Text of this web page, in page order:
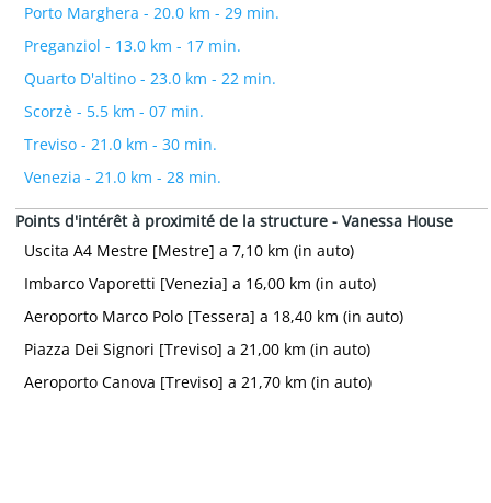
Porto Marghera - 20.0 km - 29 min.
Preganziol - 13.0 km - 17 min.
Quarto D'altino - 23.0 km - 22 min.
Scorzè - 5.5 km - 07 min.
Treviso - 21.0 km - 30 min.
Venezia - 21.0 km - 28 min.
Points d'intérêt à proximité de la structure - Vanessa House
Uscita A4 Mestre [Mestre] a 7,10 km (in auto)
Imbarco Vaporetti [Venezia] a 16,00 km (in auto)
Aeroporto Marco Polo [Tessera] a 18,40 km (in auto)
Piazza Dei Signori [Treviso] a 21,00 km (in auto)
Aeroporto Canova [Treviso] a 21,70 km (in auto)